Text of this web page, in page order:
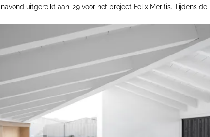
uitgereikt aan i29 voor het project Felix Meritis. Tijdens